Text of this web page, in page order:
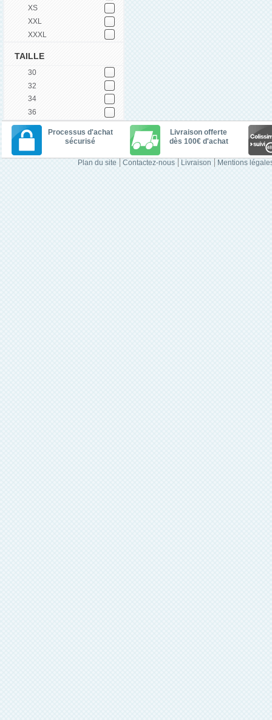
XS
XXL
XXXL
TAILLE
30
32
34
36
Processus d'achat
sécurisé
Livraison offerte
dès 100€ d'achat
Plan du site Contactez-nous Livraison Mentions